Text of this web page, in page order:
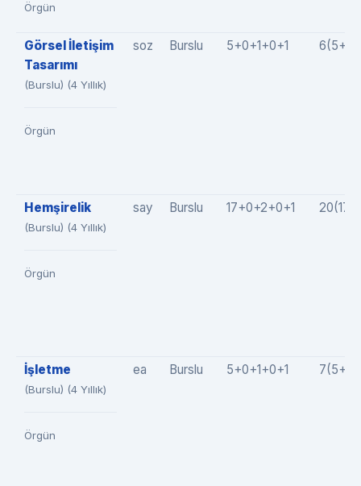
Örgün
Görsel İletişim
Tasarımı
(Burslu) (4 Yıllık)
Örgün
soz Burslu 5+0+1+0+1
Hemşirelik
(Burslu) (4 Yıllık)
Örgün
say Burslu 17+0+2+0+1
İşletme
(Burslu) (4 Yıllık)
Örgün
ea Burslu 5+0+1+0+1